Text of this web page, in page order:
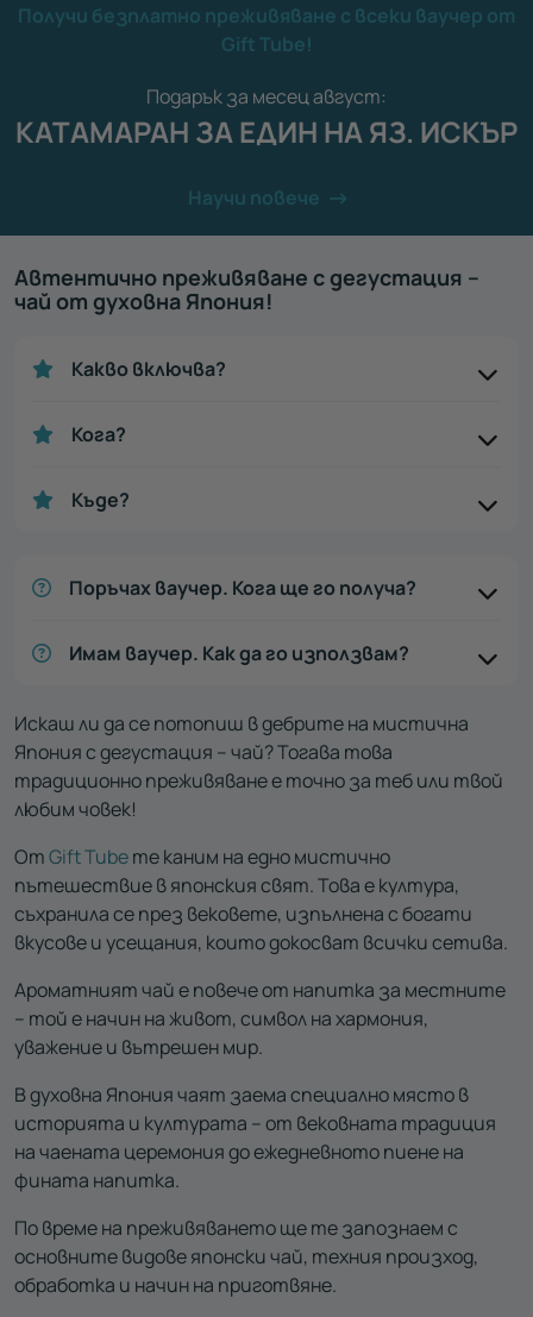
Получи безплатно преживяване с всеки ваучер от
Gift Tube!
Подарък за месец август:
КАТАМАРАН ЗА ЕДИН НА ЯЗ. ИСКЪР
Научи повече
Автентично преживяване с дегустация –
чай от духовна Япония!
Какво включва?
Кога?
Къде?
Поръчах ваучер. Кога ще го получа?
Имам ваучер. Как да го използвам?
Искаш ли да се потопиш в дебрите на мистична
Япония с дегустация – чай? Тогава това
традиционно преживяване е точно за теб или твой
любим човек!
ОтGift Tubeте каним на едно мистично
пътешествие в японския свят. Това е култура,
съхранила се през вековете, изпълнена с богати
вкусове и усещания, които докосват всички сетива.
Ароматният чай е повече от напитка за местните
– той е начин на живот, символ на хармония,
уважение и вътрешен мир.
В духовна Япония чаят заема специално място в
историята и културата – от вековната традиция
на чаената церемония до ежедневното пиене на
фината напитка.
По време на преживяването ще те запознаем с
основните видове японски чай, техния произход,
обработка и начин на приготвяне.